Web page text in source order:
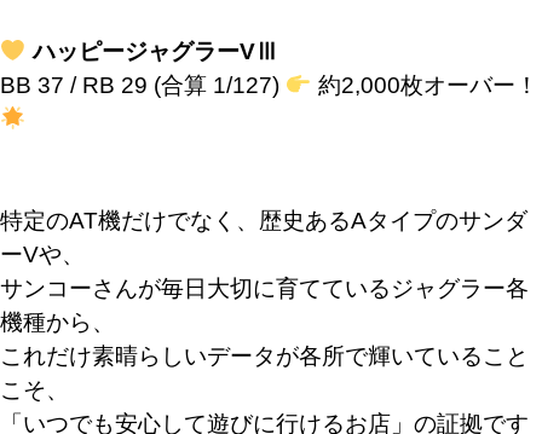
ハッピージャグラーVⅢ
BB 37 / RB 29 (合算 1/127)
約2,000枚オーバー！
特定のAT機だけでなく、歴史あるAタイプのサンダ
ーVや、
サンコーさんが毎日大切に育てているジャグラー各
機種から、
これだけ素晴らしいデータが各所で輝いていること
こそ、
「いつでも安心して遊びに行けるお店」の証拠です